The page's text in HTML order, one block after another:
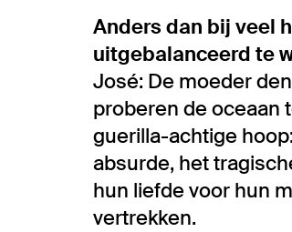
Anders dan bij veel
uitgebalanceerd te
José: De moeder
proberen de oceaan
guerilla-achtige
absurde, het
hun liefde voor hun
vertrekken.